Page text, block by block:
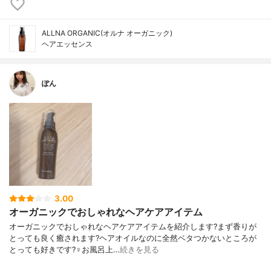
ALLNA ORGANIC(オルナ オーガニック)
ヘアエッセンス
ぽん
3.00
オーガニックでおしゃれなヘアケアアイテム
オーガニックでおしゃれなヘアケアアイテムを紹介します?まず香りが
とっても良く癒されます?ヘアオイルなのに全然ベタつかないところが
とっても好きです?‍♀️お風呂上…続きを見る